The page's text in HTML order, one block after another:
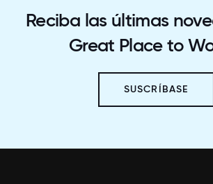
Reciba las últimas
Great Place to
SUSCRÍBASE